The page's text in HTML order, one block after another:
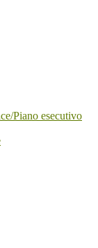
Piano esecutivo